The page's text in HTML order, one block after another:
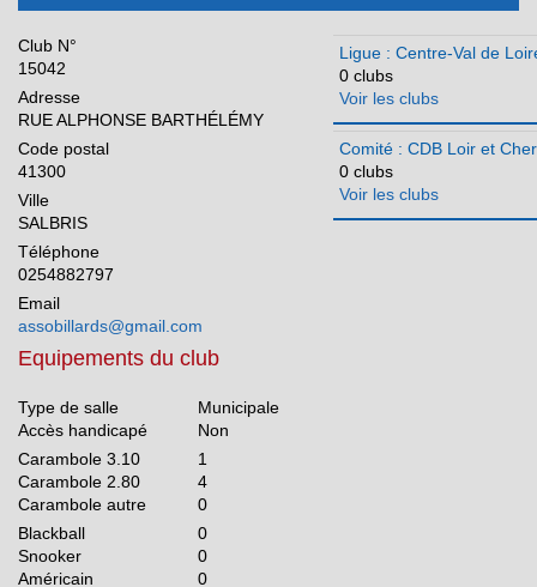
Club N°
15042
Adresse
RUE ALPHONSE BARTHÉLÉMY
Code postal
41300
Ville
SALBRIS
Téléphone
0254882797
Email
assobillards@gmail.com
Ligue : Centre-Val de
0 clubs
Voir les clubs
Comité : CDB Loir et Cher
0 clubs
Voir les clubs
Equipements du club
Type de salle
Municipale
Accès handicapé
Non
Carambole 3.10
1
Carambole 2.80
4
Carambole autre
0
Blackball
0
Snooker
0
Américain
0